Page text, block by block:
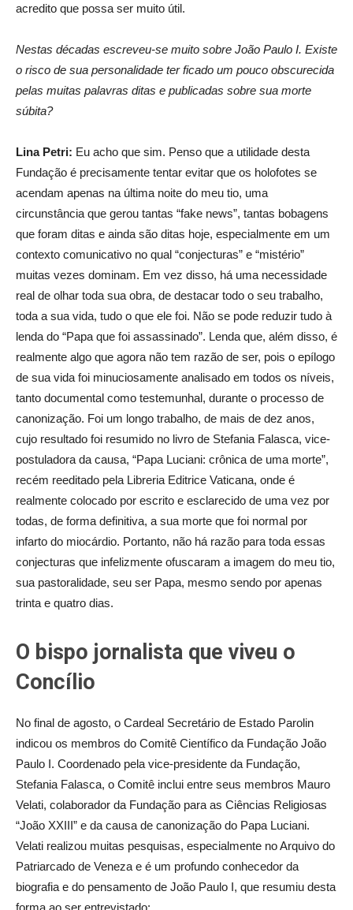
acredito que possa ser muito útil.
Nestas décadas escreveu-se muito sobre João Paulo I. Existe
o risco de sua personalidade ter ficado um pouco obscurecida
pelas muitas palavras ditas e publicadas sobre sua morte
súbita?
Lina Petri: Eu acho que sim. Penso que a utilidade desta
Fundação é precisamente tentar evitar que os holofotes se
acendam apenas na última noite do meu tio, uma
circunstância que gerou tantas “fake news”, tantas bobagens
que foram ditas e ainda são ditas hoje, especialmente em um
contexto comunicativo no qual “conjecturas” e “mistério”
muitas vezes dominam. Em vez disso, há uma necessidade
real de olhar toda sua obra, de destacar todo o seu trabalho,
toda a sua vida, tudo o que ele foi. Não se pode reduzir tudo à
lenda do “Papa que foi assassinado”. Lenda que, além disso, é
realmente algo que agora não tem razão de ser, pois o epílogo
de sua vida foi minuciosamente analisado em todos os níveis,
tanto documental como testemunhal, durante o processo de
canonização. Foi um longo trabalho, de mais de dez anos,
cujo resultado foi resumido no livro de Stefania Falasca, vice-
postuladora da causa, “Papa Luciani: crônica de uma morte”,
recém reeditado pela Libreria Editrice Vaticana, onde é
realmente colocado por escrito e esclarecido de uma vez por
todas, de forma definitiva, a sua morte que foi normal por
infarto do miocárdio. Portanto, não há razão para toda essas
conjecturas que infelizmente ofuscaram a imagem do meu tio,
sua pastoralidade, seu ser Papa, mesmo sendo por apenas
trinta e quatro dias.
O bispo jornalista que viveu o
Concílio
No final de agosto, o Cardeal Secretário de Estado Parolin
indicou os membros do Comitê Científico da Fundação João
Paulo I. Coordenado pela vice-presidente da Fundação,
Stefania Falasca, o Comitê inclui entre seus membros Mauro
Velati, colaborador da Fundação para as Ciências Religiosas
“João XXIII” e da causa de canonização do Papa Luciani.
Velati realizou muitas pesquisas, especialmente no Arquivo do
Patriarcado de Veneza e é um profundo conhecedor da
biografia e do pensamento de João Paulo I, que resumiu desta
forma ao ser entrevistado: